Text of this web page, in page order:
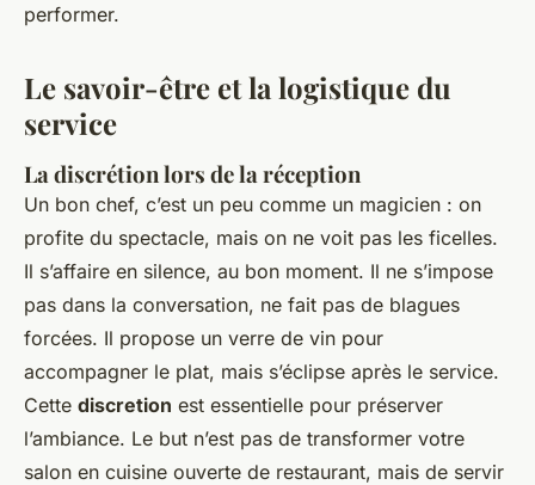
performer.
Le savoir-être et la logistique du
service
La discrétion lors de la réception
Un bon chef, c’est un peu comme un magicien : on
profite du spectacle, mais on ne voit pas les ficelles.
Il s’affaire en silence, au bon moment. Il ne s’impose
pas dans la conversation, ne fait pas de blagues
forcées. Il propose un verre de vin pour
accompagner le plat, mais s’éclipse après le service.
Cette discretion est essentielle pour préserver
l’ambiance. Le but n’est pas de transformer votre
salon en cuisine ouverte de restaurant, mais de servir